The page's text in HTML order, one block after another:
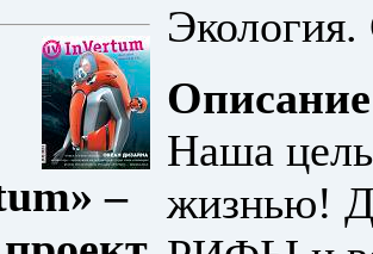
–
Наша
жизнью!